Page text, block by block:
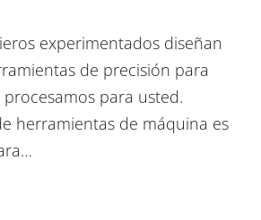
experimentados diseñan
de precisión para
para usted.
herramientas de máquina es